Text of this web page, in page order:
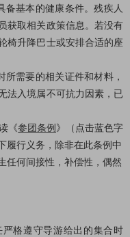
备基本的健康条件。残疾人
获取相关政策信息。若没有
椅升降巴士或安排合适的座
需要的相关证件和材料，
法入境属不可抗力因素，已
《参团条例 》（点击蓝色字
履行义务，除非在此条例中
任何间接性，补偿性，偶然
格遵守导游给出的集合时